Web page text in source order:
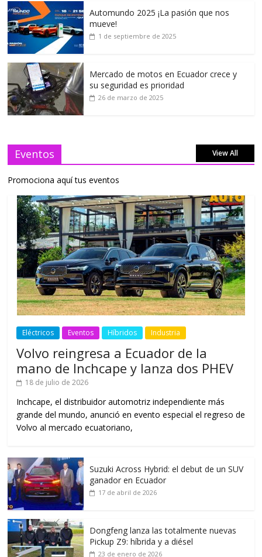
Automundo 2025 ¡La pasión que nos
mueve!
1 de septiembre de 2025
Mercado de motos en Ecuador crece y
su seguridad es prioridad
26 de marzo de 2025
Eventos View All
Promociona aquí tus eventos
Eléctricos Eventos Híbridos Industria
Volvo reingresa a Ecuador de la
mano de Inchcape y lanza dos PHEV
18 de julio de 2026
Inchcape, el distribuidor automotriz independiente más
grande del mundo, anunció en evento especial el regreso de
Volvo al mercado ecuatoriano,
Suzuki Across Hybrid: el debut de un SUV
ganador en Ecuador
17 de abril de 2026
Dongfeng lanza las totalmente nuevas
Pickup Z9: híbrida y a diésel
23 de enero de 2026